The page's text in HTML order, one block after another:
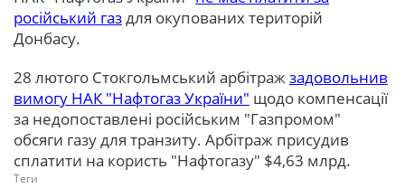
російський газдля окупованих територій
Донбасу.
28 лютого Стокгольмський арбітражзадовольнив
вимогу НАК "Нафтогаз України" щодо компенсації
за недопоставлені російським "Газпромом"
обсяги газу для транзиту. Арбітраж присудив
сплатити на користь "Нафтогазу" $4,63 млрд.
Теги